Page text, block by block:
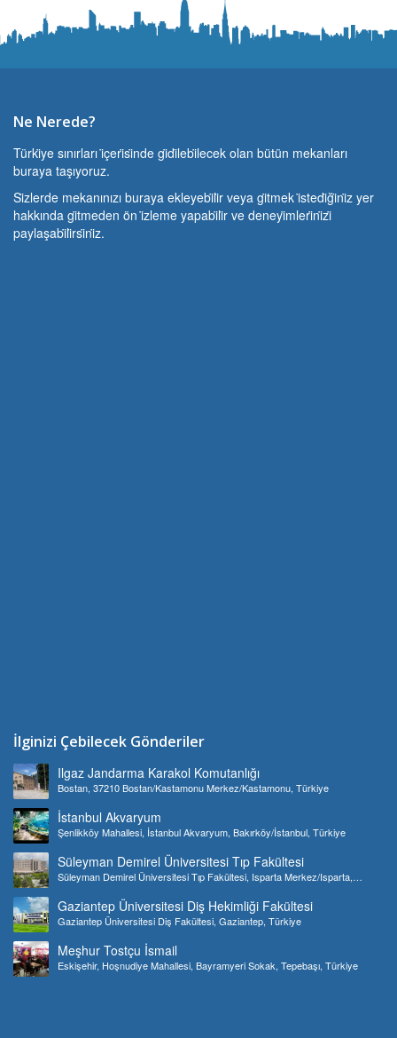
Ne Nerede?
Türki̇ye sınırları i̇çeri̇si̇nde gi̇di̇lebi̇lecek olan bütün mekanları
buraya taşıyoruz.
Si̇zlerde mekanınızı buraya ekleyebi̇li̇r veya gi̇tmek i̇stedi̇ği̇ni̇z yer
hakkında gi̇tmeden ön i̇zleme yapabi̇li̇r ve deneyi̇mleri̇ni̇zi̇
paylaşabi̇li̇rsi̇ni̇z.
İlginizi Çebilecek Gönderiler
Ilgaz Jandarma Karakol Komutanlığı
Bostan, 37210 Bostan/Kastamonu Merkez/Kastamonu, Türkiye
İstanbul Akvaryum
Şenlikköy Mahallesi, İstanbul Akvaryum, Bakırköy/İstanbul, Türkiye
Süleyman Demirel Üniversitesi Tıp Fakültesi
Süleyman Demirel Üniversitesi Tıp Fakültesi, Isparta Merkez/Isparta,
Gaziantep Üniversitesi Diş Hekimliği Fakültesi
Gaziantep Üniversitesi Diş Fakültesi, Gaziantep, Türkiye
Meşhur Tostçu İsmail
Eskişehir, Hoşnudiye Mahallesi, Bayramyeri Sokak, Tepebaşı, Türkiye